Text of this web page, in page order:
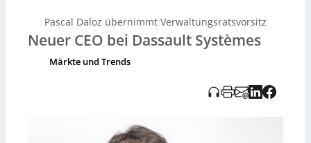
und Nominierungsausschusses. Der Beitrag basiert auf
einer KI-generierten Audioaufnahme des tedo Verlags.
Pascal Daloz übernimmt Verwaltungsratsvorsitz
Neuer CEO bei Dassault Systèmes
Märkte und Trends